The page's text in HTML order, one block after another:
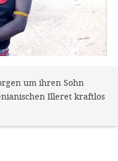
um ihren Sohn
Illeret kraftlos
unsere
den